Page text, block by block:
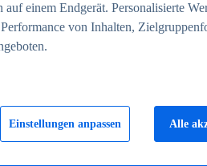
einem Endgerät. Personalisierte
von Inhalten,
Einstellungen anpassen Alle